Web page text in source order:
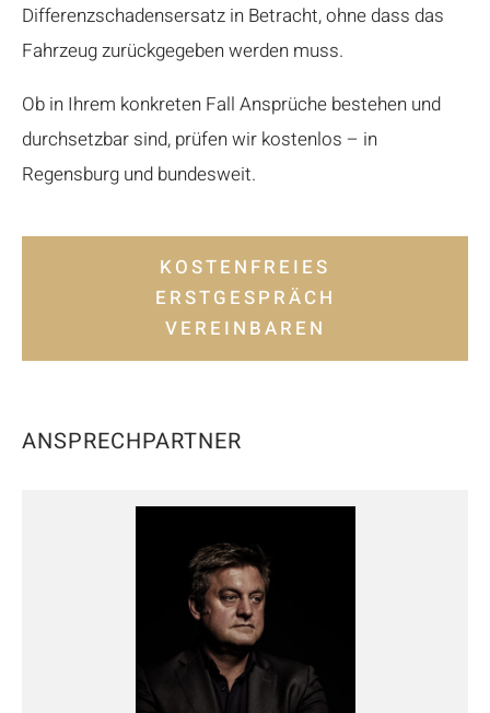
Differenzschadensersatz in Betracht, ohne dass das
Fahrzeug zurückgegeben werden muss.
Ob in Ihrem konkreten Fall Ansprüche bestehen und
durchsetzbar sind, prüfen wir kostenlos – in
Regensburg und bundesweit.
KOSTENFREIES
ERSTGESPRÄCH
VEREINBAREN
ANSPRECHPARTNER